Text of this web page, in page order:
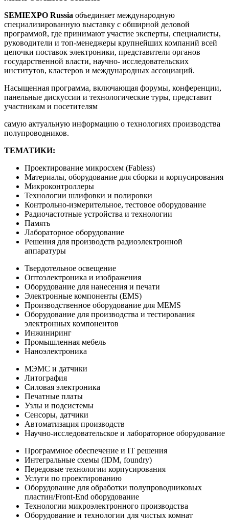
SEMIEXPO Russia объединяет международную
специализированную выставку с обширной деловой
программой, где принимают участие эксперты, специалисты,
руководители и топ-менеджеры крупнейших компаний всей
цепочки поставок электроники, представители органов
государственной власти, научно- исследовательских
институтов, кластеров и международных ассоциаций.
Насыщенная программа, включающая форумы, конференции,
панельные дискуссии и технологические туры, представит
участникам и посетителям
самую актуальную информацию о технологиях производства
полупроводников.
ТЕМАТИКИ:
Проектирование микросхем (Fabless)
Материалы, оборудование для сборки и корпусирования
Микроконтроллеры
Технологии шлифовки и полировки
Контрольно-измерительное, тестовое оборудование
Радиочастотные устройства и технологии
Память
Лабораторное оборудование
Решения для производств радиоэлектронной
аппаратуры
Твердотельное освещение
Оптоэлектроника и изображения
Оборудование для нанесения и печати
Электронные компоненты (EMS)
Производственное оборудование для MEMS
Оборудование для производства и тестирования
электронных компонентов
Инжиниринг
Промышленная мебель
Наноэлектроника
МЭМС и датчики
Литография
Силовая электроника
Печатные платы
Узлы и подсистемы
Сенсоры, датчики
Автоматизация производств
Научно-исследовательское и лабораторное оборудование
Программное обеспечение и IT решения
Интегральные схемы (IDM, foundry)
Передовые технологии корпусирования
Услуги по проектированию
Оборудование для обработки полупроводниковых
пластин/Front-End оборудование
Технологии микроэлектронного производства
Оборудование и технологии для чистых комнат